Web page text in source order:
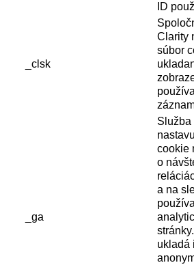
ID
_clsk
Clarity
súbor
_ga
Služba
cookie
o
a na
ukladá